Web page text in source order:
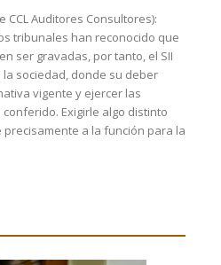
CCL Auditores Consultores):
tribunales han reconocido que
ser gravadas, por tanto, el SII
sociedad, donde su deber
vigente y ejercer las
Exigirle algo distinto
a la función para la